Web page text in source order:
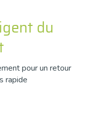
du
pour un retour
rapide